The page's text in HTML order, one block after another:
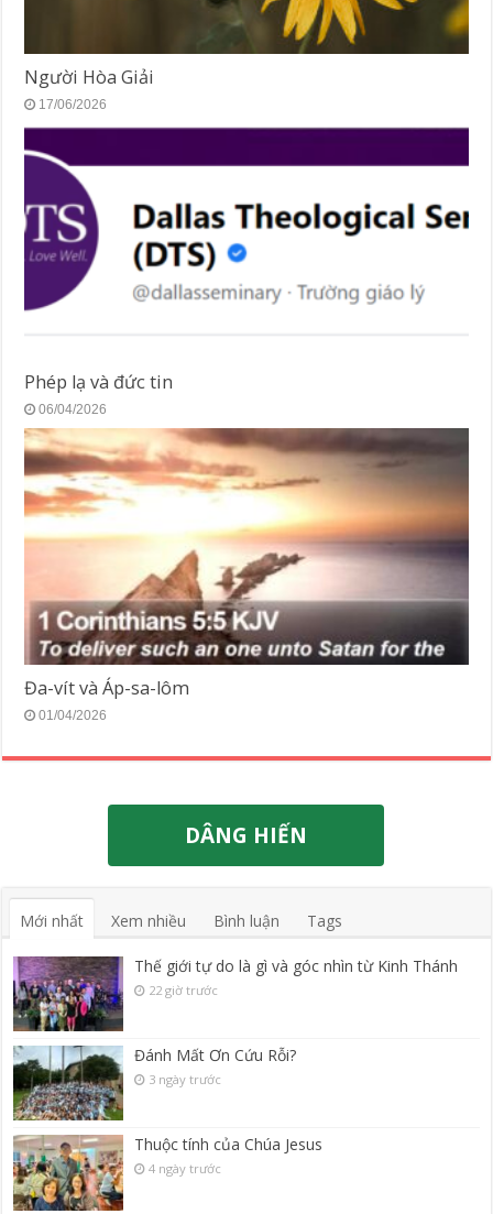
Người Hòa Giải
17/06/2026
Phép lạ và đức tin
06/04/2026
Đa-vít và Áp-sa-lôm
01/04/2026
DÂNG HIẾN
Mới nhất Xem nhiều Bình luận Tags
Thế giới tự do là gì và góc nhìn từ Kinh Thánh
22 giờ trước
Đánh Mất Ơn Cứu Rỗi?
3 ngày trước
Thuộc tính của Chúa Jesus
4 ngày trước